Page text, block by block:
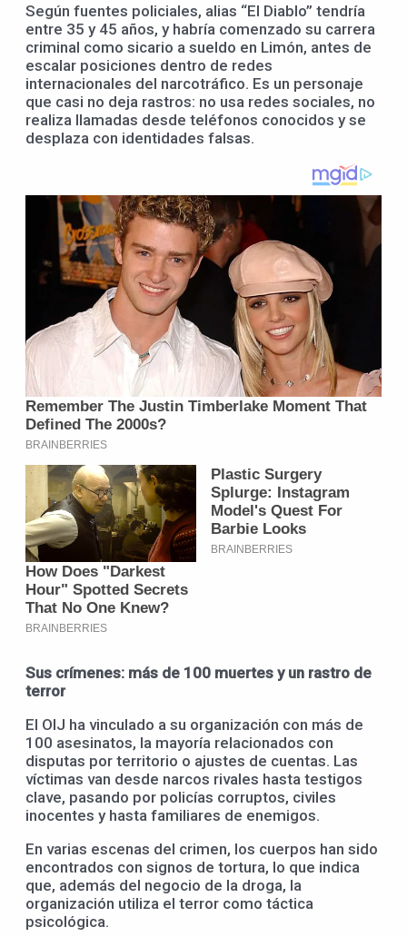
Según fuentes policiales, alias “El Diablo” tendría
entre 35 y 45 años, y habría comenzado su carrera
criminal como sicario a sueldo en Limón, antes de
escalar posiciones dentro de redes
internacionales del narcotráfico. Es un personaje
que casi no deja rastros: no usa redes sociales, no
realiza llamadas desde teléfonos conocidos y se
desplaza con identidades falsas.
Sus crímenes: más de 100 muertes y un rastro de
terror
El OIJ ha vinculado a su organización con más de
100 asesinatos, la mayoría relacionados con
disputas por territorio o ajustes de cuentas. Las
víctimas van desde narcos rivales hasta testigos
clave, pasando por policías corruptos, civiles
inocentes y hasta familiares de enemigos.
En varias escenas del crimen, los cuerpos han sido
encontrados con signos de tortura, lo que indica
que, además del negocio de la droga, la
organización utiliza el terror como táctica
psicológica.